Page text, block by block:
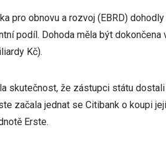
pro obnovu a rozvoj (EBRD)
podíl. Dohoda měla být dokončena
Kč).
skutečnost, že zástupci státu
začala jednat se Citibank o koupi
Erste.